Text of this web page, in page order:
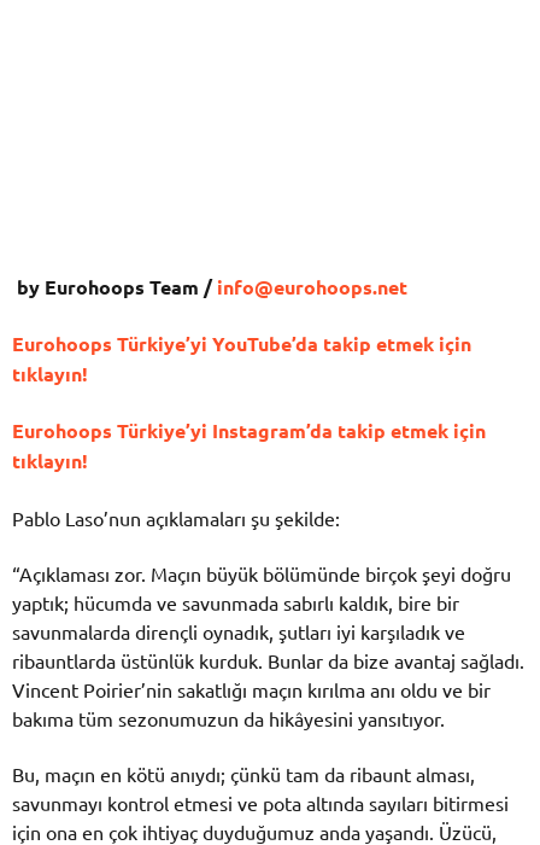
by Eurohoops Team /info@eurohoops.net
Eurohoops Türkiye’yi YouTube’da takip etmek için
tıklayın!
Eurohoops Türkiye’yi Instagram’da takip etmek için
tıklayın!
Pablo Laso’nun açıklamaları şu şekilde:
“Açıklaması zor. Maçın büyük bölümünde birçok şeyi doğru
yaptık; hücumda ve savunmada sabırlı kaldık, bire bir
savunmalarda dirençli oynadık, şutları iyi karşıladık ve
ribauntlarda üstünlük kurduk. Bunlar da bize avantaj sağladı.
Vincent Poirier’nin sakatlığı maçın kırılma anı oldu ve bir
bakıma tüm sezonumuzun da hikâyesini yansıtıyor.
Bu, maçın en kötü anıydı; çünkü tam da ribaunt alması,
savunmayı kontrol etmesi ve pota altında sayıları bitirmesi
için ona en çok ihtiyaç duyduğumuz anda yaşandı. Üzücü,